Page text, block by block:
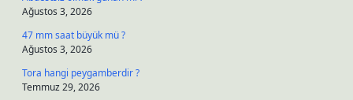
Ağustos 3, 2026
47 mm saat büyük mü ?
Ağustos 3, 2026
Tora hangi peygamberdir ?
Temmuz 29, 2026